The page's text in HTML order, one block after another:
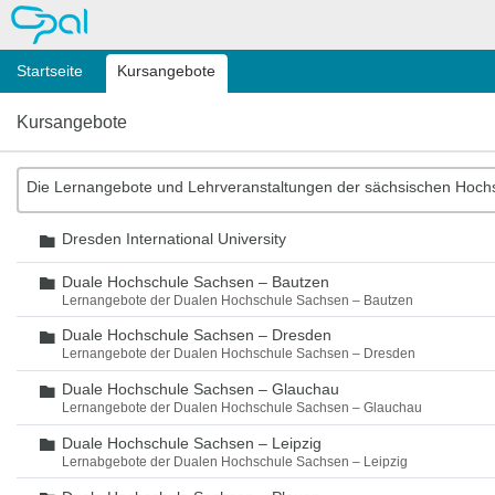
OPAL
Startseite Kursangebote
Kursangebote
Die Lernangebote und Lehrveranstaltungen der sächsischen
Ordner
Dresden International University
Ordner
Duale Hochschule Sachsen – Bautzen
Lernangebote der Dualen Hochschule Sachsen – Bautzen
Ordner
Duale Hochschule Sachsen – Dresden
Lernangebote der Dualen Hochschule Sachsen – Dresden
Ordner
Duale Hochschule Sachsen – Glauchau
Lernangebote der Dualen Hochschule Sachsen – Glauchau
Ordner
Duale Hochschule Sachsen – Leipzig
Lernabgebote der Dualen Hochschule Sachsen – Leipzig